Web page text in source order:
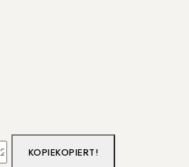
KOPIEKOPIERT!